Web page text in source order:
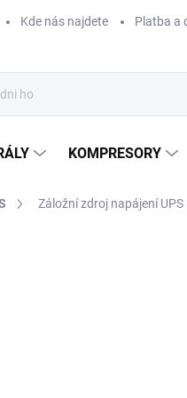
Kde nás najdete Platba a
KOMPRESORY
Záložní zdroj napájení UPS